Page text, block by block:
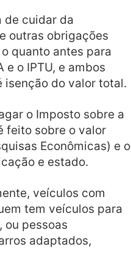
de cuidar da
outras obrigações
quanto antes para
o IPTU, e ambos
isenção do valor total.
o Imposto sobre a
feito sobre o valor
Econômicas) e o
e estado.
veículos com
tem veículos para
ou pessoas
adaptados,